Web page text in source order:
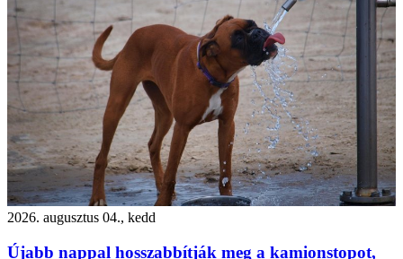
2026. augusztus 04., kedd
Újabb nappal hosszabbítják meg a kamionstopot,